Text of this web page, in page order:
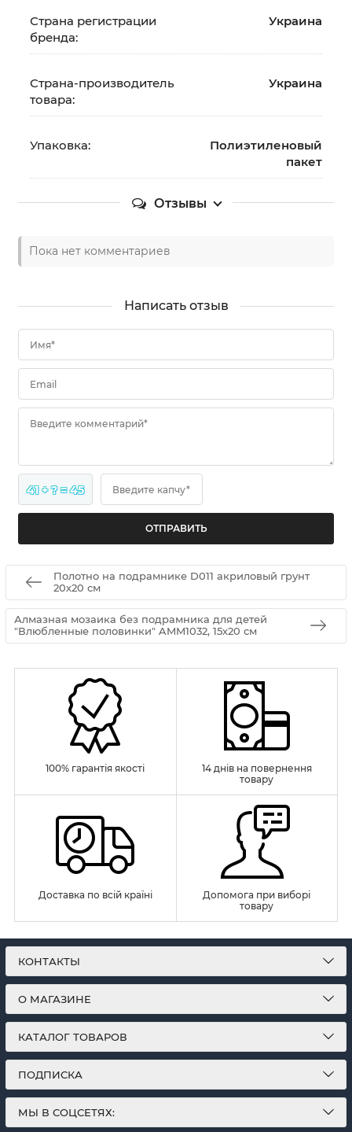
Страна регистрации
бренда:
Украина
Страна-производитель
товара:
Украина
Упаковка:
Полиэтиленовый
пакет
Отзывы
Пока нет комментариев
Написать отзыв
Имя*
Email
Введите комментарий*
41 + ? = 45 Введите капчу*
Полотно на подрамнике D011 акриловый грунт
20х20 см
Алмазная мозаика без подрамника для детей
"Влюбленные половинки" AMM1032, 15х20 см
100% гарантія якості
14 днів на повернення
товару
Доставка по всій країні
Допомога при виборі
товару
КОНТАКТЫ
О МАГАЗИНЕ
КАТАЛОГ ТОВАРОВ
ПОДПИСКА
МЫ В СОЦСЕТЯХ: